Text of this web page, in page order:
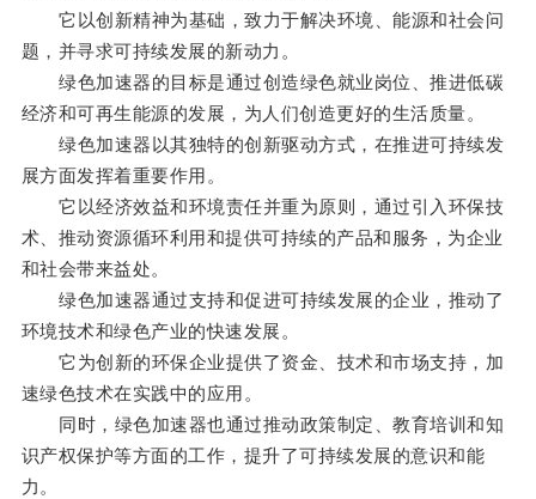
它以创新精神为基础，致力于解决环境、能源和社会问
题，并寻求可持续发展的新动力。
绿色加速器的目标是通过创造绿色就业岗位、推进低碳
经济和可再生能源的发展，为人们创造更好的生活质量。
绿色加速器以其独特的创新驱动方式，在推进可持续发
展方面发挥着重要作用。
它以经济效益和环境责任并重为原则，通过引入环保技
术、推动资源循环利用和提供可持续的产品和服务，为企业
和社会带来益处。
绿色加速器通过支持和促进可持续发展的企业，推动了
环境技术和绿色产业的快速发展。
它为创新的环保企业提供了资金、技术和市场支持，加
速绿色技术在实践中的应用。
同时，绿色加速器也通过推动政策制定、教育培训和知
识产权保护等方面的工作，提升了可持续发展的意识和能
力。